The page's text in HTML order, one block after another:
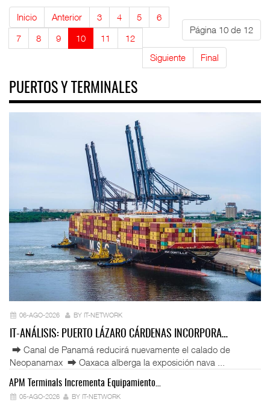
Página 10 de 12
Inicio Anterior 3 4 5
6
7
8 9 10 11
12
Siguiente
Final
PUERTOS Y TERMINALES
06-AGO-2026 BY IT-NETWORK
IT-ANÁLISIS: PUERTO LÁZARO CÁRDENAS INCORPORA…
⮕ Canal de Panamá reducirá nuevamente el calado de
Neopanamax ⮕ Oaxaca alberga la exposición nava ...
APM Terminals Incrementa Equipamiento…
05-AGO-2026 BY IT-NETWORK